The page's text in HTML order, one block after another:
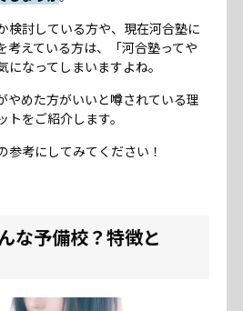
検討している方や、現在河合塾に
考えている方は、「河合塾ってや
なってしまいますよね。
やめた方がいいと噂されている理
をご紹介します。
参考にしてみてください！
な予備校？特徴と